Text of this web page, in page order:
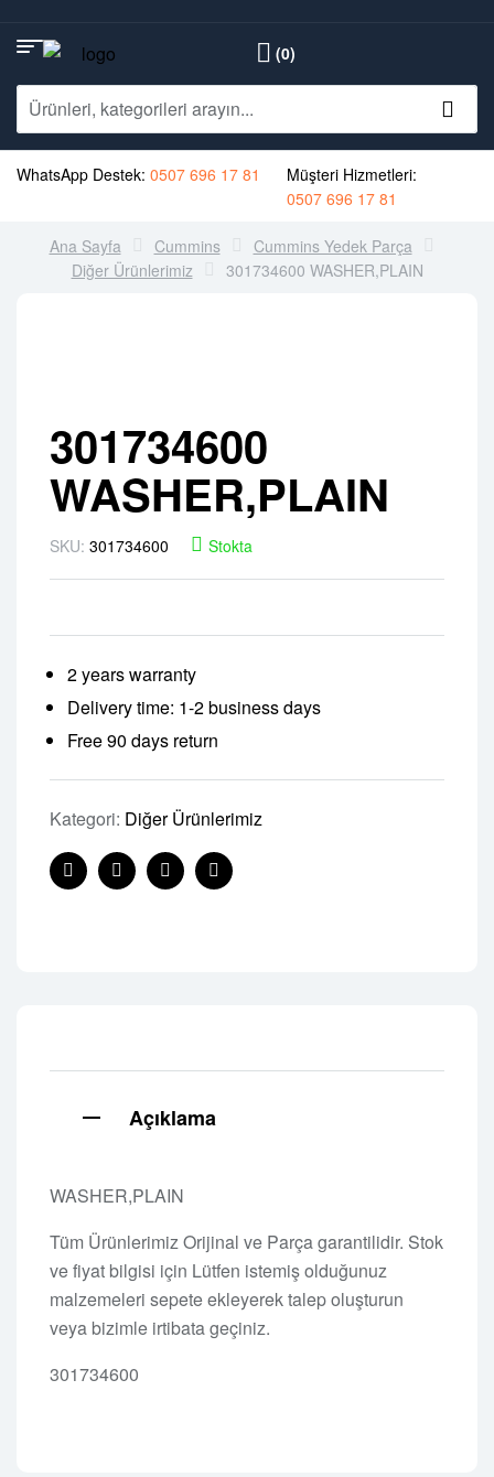
(0)
WhatsApp Destek: 0507 696 17 81
Müşteri Hizmetleri:
0507 696 17 81
Ana Sayfa Cummins
Cummins Yedek Parça
Diğer Ürünlerimiz
301734600 WASHER,PLAIN
301734600
WASHER,PLAIN
SKU: 301734600 Stokta
2 years warranty
Delivery time: 1-2 business days
Free 90 days return
Kategori: Diğer Ürünlerimiz
FacebookTwitterLinkedinPinterest
Açıklama
WASHER,PLAIN
Tüm Ürünlerimiz Orijinal ve Parça garantilidir. Stok
ve fiyat bilgisi için Lütfen istemiş olduğunuz
malzemeleri sepete ekleyerek talep oluşturun
veya bizimle irtibata geçiniz.
301734600